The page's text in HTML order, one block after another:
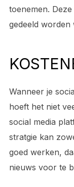
toenemen.
gedeeld
Wanneer je
hoeft het niet
social media
stratgie kan
goed werken,
nieuws voor te